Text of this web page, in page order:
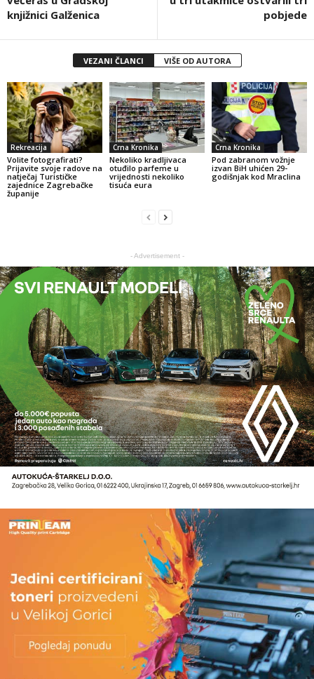
knjižnici Galženica
pobjede
VEZANI ČLANCI VIŠE OD AUTORA
Rekreacija
Volite fotografirati?
Prijavite svoje radove na
natječaj Turističke
zajednice Zagrebačke
županije
Crna Kronika
Nekoliko kradljivaca
otuđilo parfeme u
vrijednosti nekoliko
tisuća eura
Crna Kronika
Pod zabranom vožnje
izvan BiH uhićen 29-
godišnjak kod Mraclina
- Advertisement -